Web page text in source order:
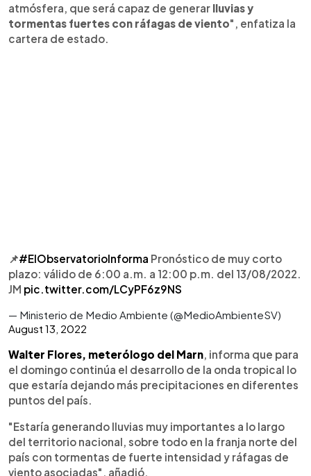
atmósfera, que será capaz de generar lluvias y
tormentas fuertes con ráfagas de viento", enfatiza la
cartera de estado.
📌#ElObservatorioInforma Pronóstico de muy corto
plazo: válido de 6:00 a.m. a 12:00 p.m. del 13/08/2022.
JM pic.twitter.com/LCyPF6z9NS
— Ministerio de Medio Ambiente (@MedioAmbienteSV)
August 13, 2022
Walter Flores, meterólogo del Marn, informa que para
el domingo continúa el desarrollo de la onda tropical lo
que estaría dejando más precipitaciones en diferentes
puntos del país.
"Estaría generando lluvias muy importantes a lo largo
del territorio nacional, sobre todo en la franja norte del
país con tormentas de fuerte intensidad y ráfagas de
viento asociadas", añadió.